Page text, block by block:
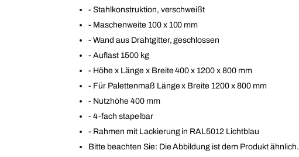
- Stahlkonstruktion, verschweißt
- Maschenweite 100 x 100 mm
- Wand aus Drahtgitter, geschlossen
- Auflast 1500 kg
- Höhe x Länge x Breite 400 x 1200 x 800 mm
- Für Palettenmaß Länge x Breite 1200 x 800 mm
- Nutzhöhe 400 mm
- 4-fach stapelbar
- Rahmen mit Lackierung in RAL5012 Lichtblau
Bitte beachten Sie: Die Abbildung ist dem Produkt ähnlich.